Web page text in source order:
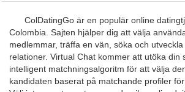
ColDatingGo är en populär online
Colombia. Sajten hjälper dig att välja
medlemmar, träffa en vän, söka och
relationer. Virtual Chat kommer att utöka din
intelligent matchningsalgoritm för att välja
kandidaten baserat på matchande profiler